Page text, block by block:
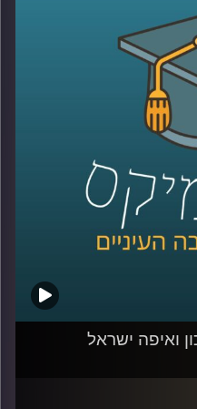
עם ד”ר ערגה אטד,
באוניברסיטת רייכמן
על התודעה.
מה ההבדל בין הסברה
ובינה מלאכותית נכנסים
של ערוצים כמו
ואיפה ישראל